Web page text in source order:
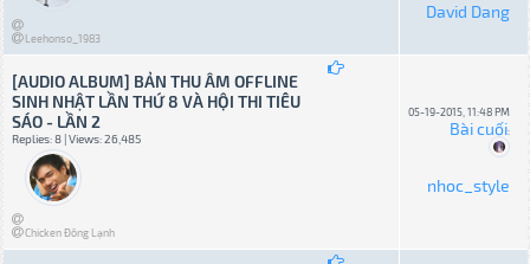
Leehonso_1983
David Dang
[AUDIO ALBUM] BẢN THU ÂM OFFLINE
SINH NHẬT LẦN THỨ 8 VÀ HỘI THI TIÊU
SÁO - LẦN 2
Replies: 8 | Views: 26,485
Chicken Đông Lạnh
05-19-2015, 11:48 PM
Bài cuối:
nhoc_style